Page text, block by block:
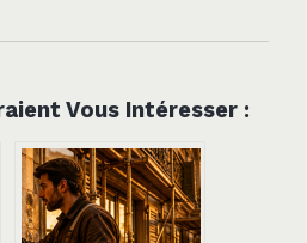
Vous Intéresser :